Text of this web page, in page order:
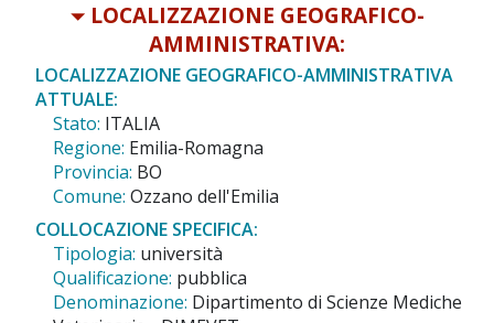
LOCALIZZAZIONE GEOGRAFICO-
AMMINISTRATIVA:
LOCALIZZAZIONE GEOGRAFICO-AMMINISTRATIVA
ATTUALE:
Stato: ITALIA
Regione: Emilia-Romagna
Provincia: BO
Comune: Ozzano dell'Emilia
COLLOCAZIONE SPECIFICA:
Tipologia: università
Qualificazione: pubblica
Denominazione: Dipartimento di Scienze Mediche